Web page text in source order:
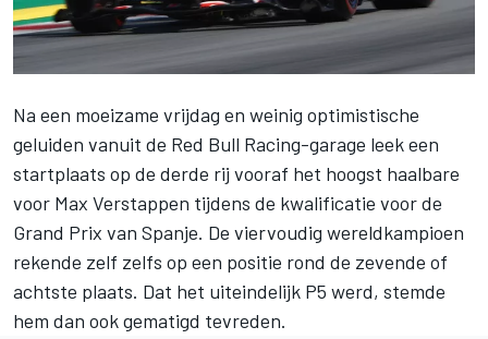
Na een moeizame vrijdag en weinig optimistische
geluiden vanuit de Red Bull Racing-garage leek een
startplaats op de derde rij vooraf het hoogst haalbare
voor Max Verstappen tijdens de kwalificatie voor de
Grand Prix van Spanje. De viervoudig wereldkampioen
rekende zelf zelfs op een positie rond de zevende of
achtste plaats. Dat het uiteindelijk P5 werd, stemde
hem dan ook gematigd tevreden.